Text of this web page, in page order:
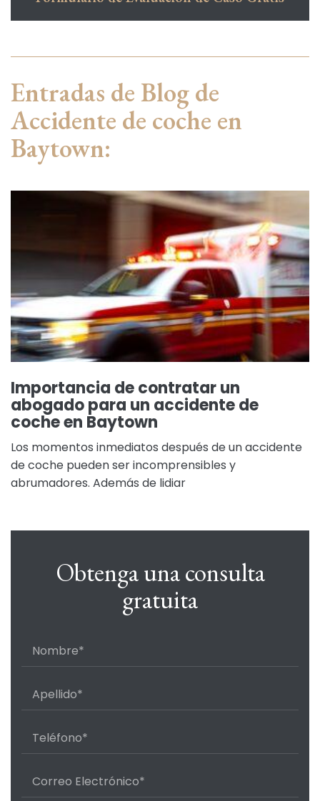
Entradas de Blog de
Accidente de coche en
Baytown:
Importancia de contratar un
abogado para un accidente de
coche en Baytown
Los momentos inmediatos después de un accidente
de coche pueden ser incomprensibles y
abrumadores. Además de lidiar
Obtenga una consulta
gratuita